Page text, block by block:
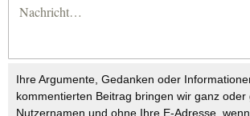
Ihre Argumente, Gedanken oder
kommentierten Beitrag bringen wir ganz oder
Nutzernamen und ohne Ihre E-Adresse,